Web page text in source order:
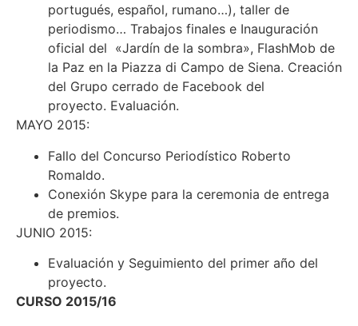
portugués, español, rumano…), taller de
periodismo… Trabajos finales e Inauguración
oficial del «Jardín de la sombra», FlashMob de
la Paz en la Piazza di Campo de Siena. Creación
del Grupo cerrado de Facebook del
proyecto. Evaluación.
MAYO 2015:
Fallo del Concurso Periodístico Roberto
Romaldo.
Conexión Skype para la ceremonia de entrega
de premios.
JUNIO 2015:
Evaluación y Seguimiento del primer año del
proyecto.
CURSO 2015/16